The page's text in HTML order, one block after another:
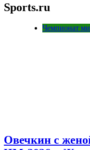
Sports.ru
Чемпионат
Овечкин с